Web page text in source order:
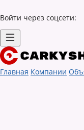
Войти через соцсети:
Главная Компании